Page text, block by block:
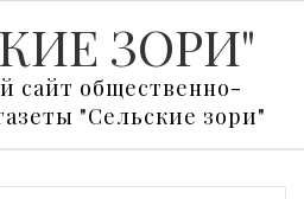
ЗОРИ"
сайт общественно-
"Сельские зори"